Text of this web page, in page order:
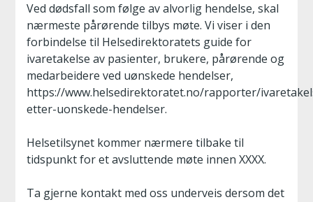
Ved dødsfall som følge av alvorlig hendelse, skal
nærmeste pårørende tilbys møte. Vi viser i den
forbindelse til Helsedirektoratets guide for
ivaretakelse av pasienter, brukere, pårørende og
medarbeidere ved uønskede hendelser,
https://www.helsedirektoratet.no/rapporter/
etter-uonskede-hendelser.
Helsetilsynet kommer nærmere tilbake til
tidspunkt for et avsluttende møte innen XXXX.
Ta gjerne kontakt med oss underveis dersom det